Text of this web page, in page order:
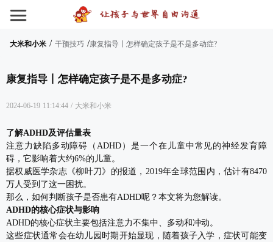
大米和小米 / 干预技巧 /康复指导丨怎样确定孩子是不是多动症?
康复指导丨怎样确定孩子是不是多动症?
2024-06-19 11:14:44 / 大米和小米
了解ADHD及评估量表
注意力缺陷多动障碍（ADHD）是一个在儿童中常见的神经发育障
碍，它影响着大约6%的儿童。
据权威医学杂志《柳叶刀》的报道，2019年全球范围内，估计有8470
万人受到了这一困扰。
那么，如何判断孩子是否患有ADHD呢？本文将为您解读。
ADHD的核心症状与影响
ADHD的核心症状主要包括注意力不集中、多动和冲动。
这些症状通常会在幼儿园时期开始显现，随着孩子入学，症状可能变